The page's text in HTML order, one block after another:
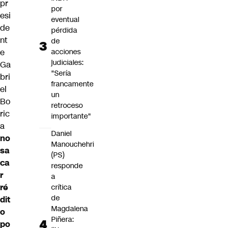
pr
esi
de
nt
e
Ga
bri
el
Bo
ric
a
no
sa
ca
r
ré
dit
o
po
por
eventual
pérdida
de
acciones
judiciales:
"Sería
francamente
un
retroceso
importante"
Daniel
Manouchehri
(PS)
responde
a
crítica
de
Magdalena
Piñera: